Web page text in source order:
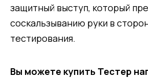
защитный выступ, который
соскальзыванию руки в
тестирования.
Вы можете купить Тестер